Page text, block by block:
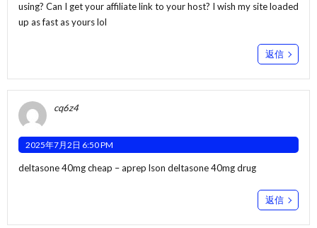
using? Can I get your affiliate link to your host? I wish my site loaded
up as fast as yours lol
返信
cq6z4
2025年7月2日 6:50 PM
deltasone 40mg cheap –aprep lson deltasone 40mg drug
返信